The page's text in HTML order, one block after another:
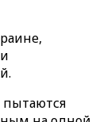
пытаются